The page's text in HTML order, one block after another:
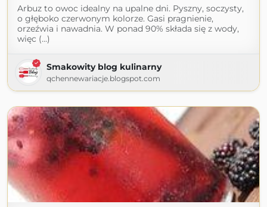
Arbuz to owoc idealny na upalne dni. Pyszny, soczysty,
o głęboko czerwonym kolorze. Gasi pragnienie,
orzeźwia i nawadnia. W ponad 90% składa się z wody,
więc (...)
Smakowity blog kulinarny
qchennewariacje.blogspot.com